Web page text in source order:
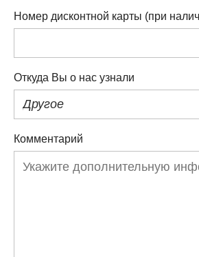
Номер дисконтной карты (при
Откуда Вы о нас узнали
Другое
Комментарий